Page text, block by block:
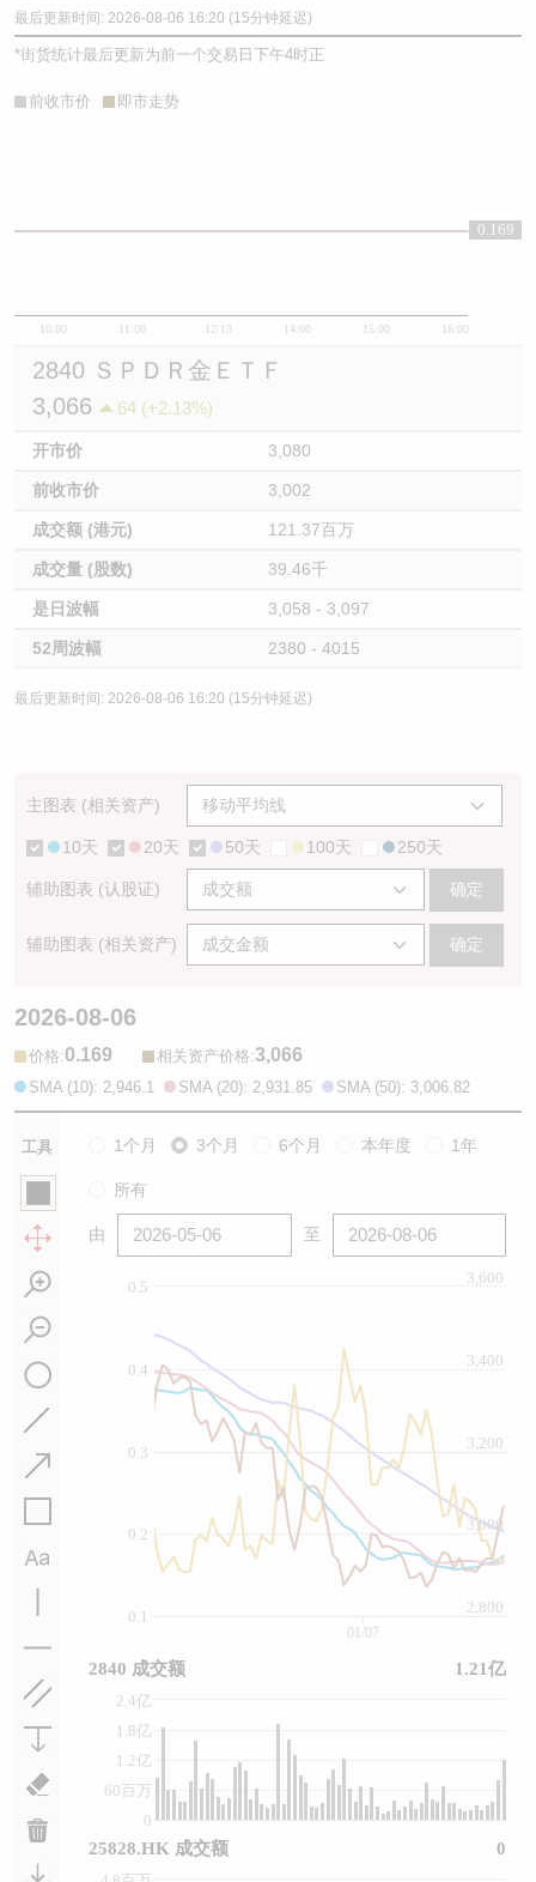
最后更新时间: 2026-08-06 16:20 (15分钟延迟)
*街货统计最后更新为前一个交易日下午4时正
前收市价 即市走势
10:00 11:00 12/13 14:00 15:00 16:00
0.169
0.169
2840 ＳＰＤＲ金ＥＴＦ
3,066
64 (+2.13%)
开市价 3,080
前收市价 3,002
成交额 (港元) 121.37百万
成交量 (股数) 39.46千
是日波幅 3,058 - 3,097
52周波幅 2380 - 4015
最后更新时间: 2026-08-06 16:20 (15分钟延迟)
主图表 (相关资产)
10天 20天 50天 100天 250天
辅助图表 (认股证) 确定
辅助图表 (相关资产) 确定
2026-08-06
价格:0.169 相关资产价格:3,066
SMA (10): 2,946.1 SMA (20): 2,931.85 SMA (50): 3,006.82
工具 1个月 3个月 6个月 本年度 1年
所有
由 至
0.3
0.1
0.2
0.4
0.5
2,800
3,200
3,600
3,000
3,400
0
60百万
1.2亿
1.8亿
2.4亿
01/07
2840 成交额 1.21亿
25828.HK 成交额 0